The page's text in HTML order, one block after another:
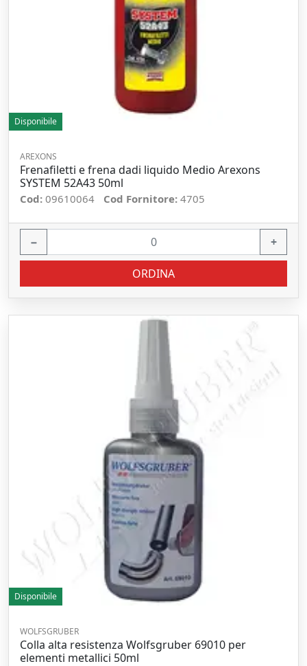
Disponibile
AREXONS
Frenafiletti e frena dadi liquido Medio Arexons
SYSTEM 52A43 50ml
Cod: 09610064 Cod Fornitore: 4705
− +
ORDINA
Disponibile
WOLFSGRUBER
Colla alta resistenza Wolfsgruber 69010 per
elementi metallici 50ml